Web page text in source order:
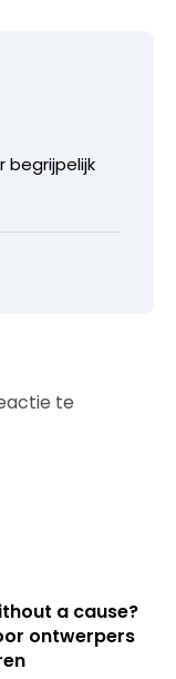
begrijpelijk
te
a cause?
ontwerpers